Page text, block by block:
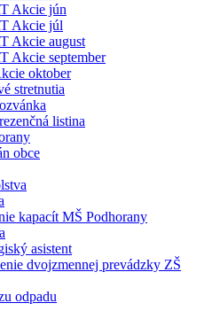
Akcie jún
Akcie júl
Akcie august
Akcie september
oktober
stretnutia
listina
obce
kapacít MŠ Podhorany
asistent
dvojzmennej prevádzky ZŠ
odpadu